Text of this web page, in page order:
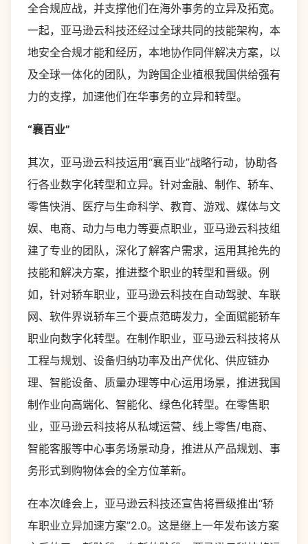
全合规应战，并支撑他们在海外事务的立异及拓宽。
一起，亚马逊云科技还经过全球共同的技能架构，本
地安全合规才能和经历，本地协作同伴解决方案，以
及全球一体化的团队，为跨国企业植根我国供给强有
力的支撑，加速他们在华事务的立异和转型。
“襄百业”
其次，亚马逊云科技运用“襄百业”战略行动，协助各
行各业数字化转型和立异。针对金融、制作、轿车、
零售快消、医疗与生命科学、教育、游戏、媒体与文
娱、电商、动力与电力等要点职业，亚马逊云科技组
建了专业的团队，深化了解客户需求，运用其抢先的
技能和解决方案，推进整个职业的转型和晋级。例
如，针对轿车职业，亚马逊云科技在自动驾驶、车联
网、软件界说轿车三个要点范畴发力，全面赋能轿车
职业向数字化转型。在制作职业，亚马逊云科技将从
工程与规划、设备归纳功率及出产优化、供应链办
理、智能设备、质量办理等中心运用场景，推进我国
制作业向高端化、智能化、绿色化转型。在零售职
业，亚马逊云科技将从私域运营、线上零售/电商、
智能客服等中心事务场景动身，推进从产品规划、事
务形式到购物体会的全方位革新。
在本次峰会上，亚马逊云科技还宣告将晋级推出“轿
车职业立异加速方案”2.0。这是继上一年发布该方案